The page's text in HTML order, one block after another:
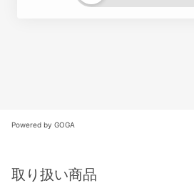
Powered by GOGA
取り扱い商品